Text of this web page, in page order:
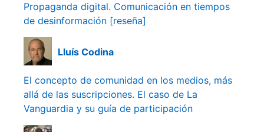
Propaganda digital. Comunicación en tiempos
de desinformación [reseña]
Lluís Codina
El concepto de comunidad en los medios, más
allá de las suscripciones. El caso de La
Vanguardia y su guía de participación